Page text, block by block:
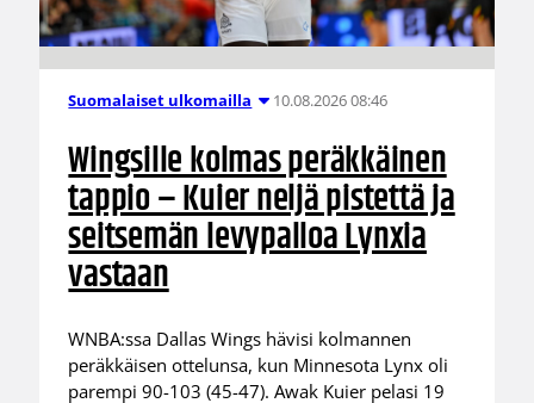
Suomalaiset ulkomailla 10.08.2026 08:46
Wingsille kolmas peräkkäinen
tappio – Kuier neljä pistettä ja
seitsemän levypalloa Lynxia
vastaan
WNBA:ssa Dallas Wings hävisi kolmannen
peräkkäisen ottelunsa, kun Minnesota Lynx oli
parempi 90-103 (45-47). Awak Kuier pelasi 19